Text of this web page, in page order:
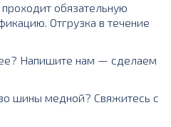
обязательную
Отгрузка в течение
Напишите нам — сделаем
шины медной? Свяжитесь с